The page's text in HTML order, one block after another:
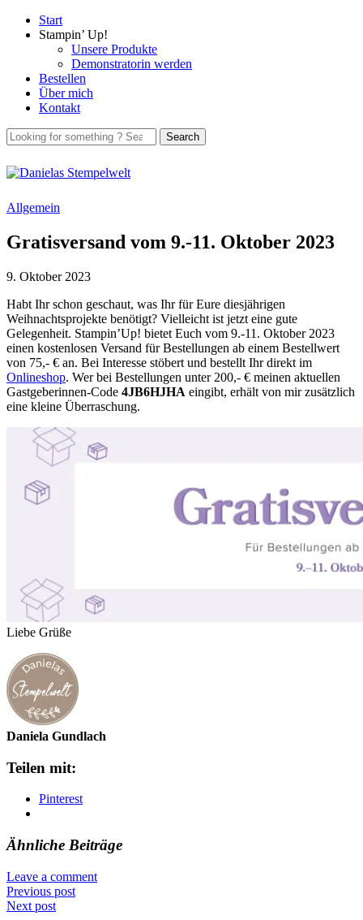
Start
Stampin’ Up!
Unsere Produkte
Demonstratorin werden
Bestellen
Über mich
Kontakt
Allgemein
Gratisversand vom 9.-11. Oktober 2023
9. Oktober 2023
Habt Ihr schon geschaut, was Ihr für Eure diesjährigen
Weihnachtsprojekte benötigt? Vielleicht ist jetzt eine gute
Gelegenheit. Stampin’Up! bietet Euch vom 9.-11. Oktober 2023
einen kostenlosen Versand für Bestellungen ab einem Bestellwert
von 75,- € an. Bei Interesse stöbert und bestellt Ihr direkt im
Onlineshop. Wer bei Bestellungen unter 200,- € meinen aktuellen
Gastgeberinnen-Code 4JB6HJHA eingibt, erhält von mir zusätzlich
eine kleine Überraschung.
Liebe Grüße
Daniela Gundlach
Teilen mit:
Pinterest
Ähnliche Beiträge
Leave a comment
Previous post
Next post